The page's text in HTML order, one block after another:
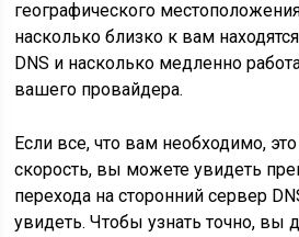
географического
насколько близко к вам
DNS и насколько медленно
вашего провайдера.
Если все, что вам необходимо,
скорость, вы можете увидеть
перехода на сторонний сервер
увидеть. Чтобы узнать точно, вы